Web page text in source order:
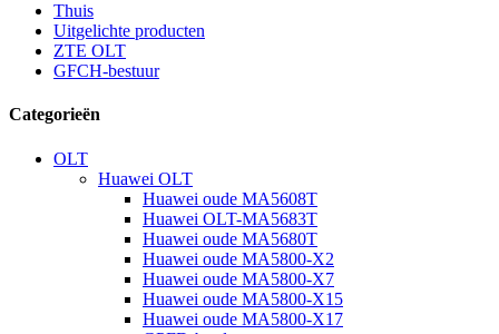
Thuis
Uitgelichte producten
ZTE OLT
GFCH-bestuur
Categorieën
OLT
Huawei OLT
Huawei oude MA5608T
Huawei OLT-MA5683T
Huawei oude MA5680T
Huawei oude MA5800-X2
Huawei oude MA5800-X7
Huawei oude MA5800-X15
Huawei oude MA5800-X17